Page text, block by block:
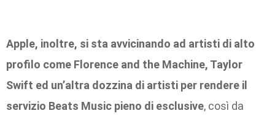
Apple, inoltre, si sta avvicinando ad artisti di alto
profilo come Florence and the Machine, Taylor
Swift ed un’altra dozzina di artisti per rendere il
servizio Beats Music pieno di esclusive, così da